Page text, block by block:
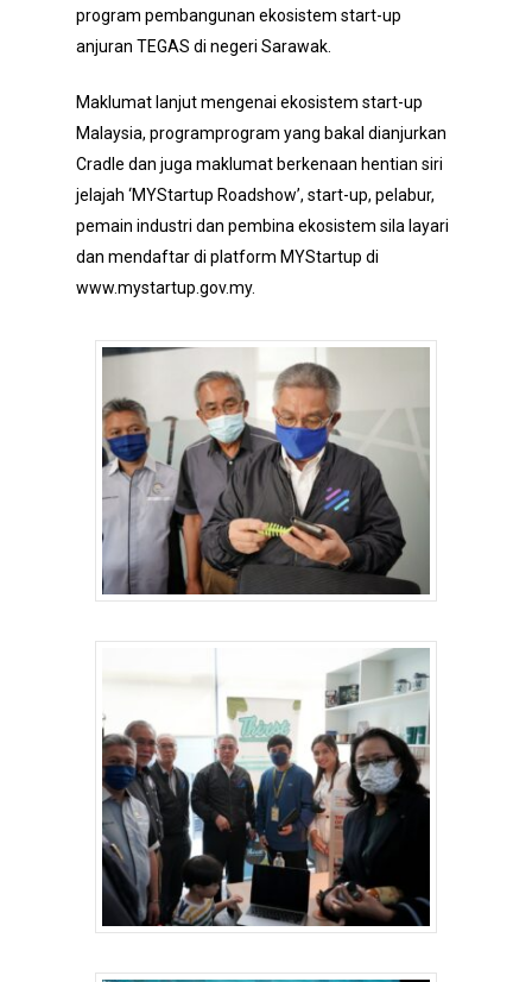
program pembangunan ekosistem start-up
anjuran TEGAS di negeri Sarawak.
Maklumat lanjut mengenai ekosistem start-up
Malaysia, programprogram yang bakal dianjurkan
Cradle dan juga maklumat berkenaan hentian siri
jelajah ‘MYStartup Roadshow’, start-up, pelabur,
pemain industri dan pembina ekosistem sila layari
dan mendaftar di platform MYStartup di
www.mystartup.gov.my.